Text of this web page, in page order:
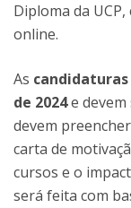
Diploma da
online.
As
de 2024e devem
devem
carta de
cursos e o
será feita com